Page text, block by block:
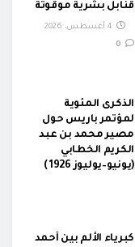
قنابل بشرية موقوتة
الذكرى المئوية
لمؤتمر باريس حول
مصير محمد بن عبد
الكريم الخطابي
(يونيو–يوليوز 1926 )
كبرياء الألم بين أحمد